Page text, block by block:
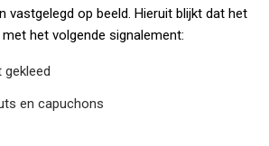
vastgelegd op beeld. Hieruit blijkt dat het
het volgende signalement:
gekleed
en capuchons